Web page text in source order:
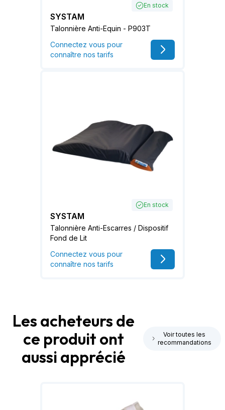
En stock
SYSTAM
Talonnière Anti-Equin - P903T
Connectez vous pour
connaître nos tarifs
En stock
SYSTAM
Talonnière Anti-Escarres / Dispositif
Fond de Lit
Connectez vous pour
connaître nos tarifs
Les acheteurs de
ce produit ont
aussi apprécié
Voir toutes les
recommandations